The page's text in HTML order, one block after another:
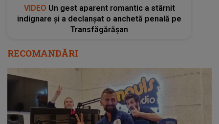
VIDEO Un gest aparent romantic a stârnit
indignare și a declanșat o anchetă penală pe
Transfăgărășan
RECOMANDĂRI